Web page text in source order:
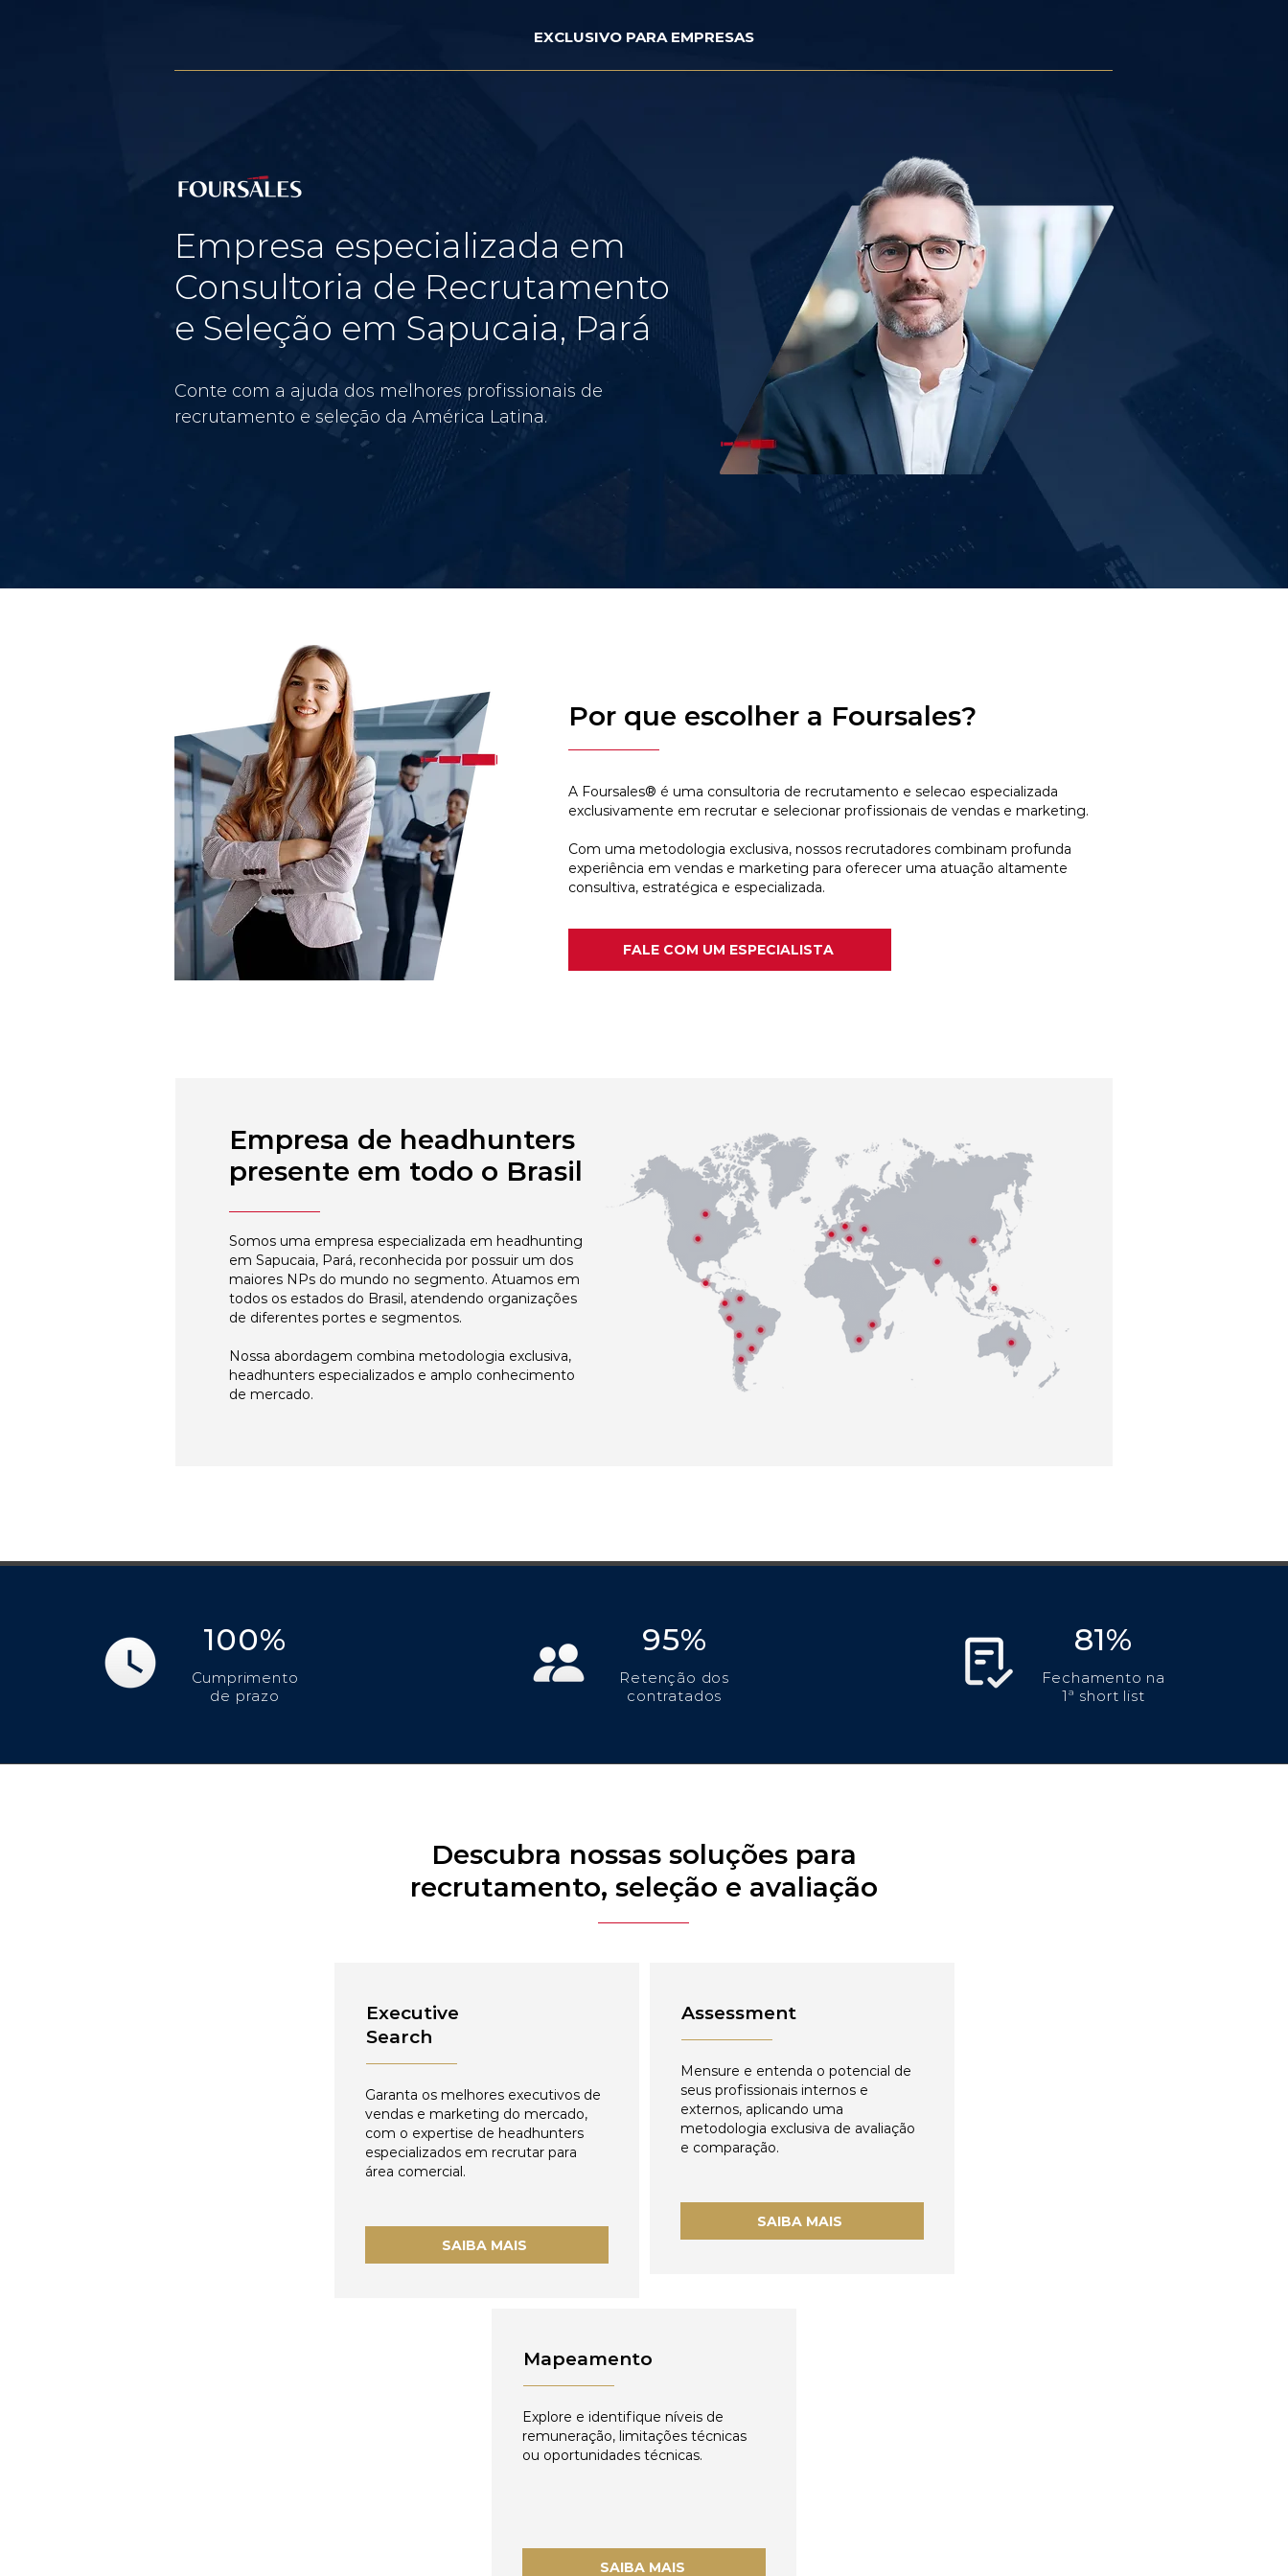
EXCLUSIVO PARA EMPRESAS
Empresa especializada em
Consultoria de Recrutamento
e Seleção em Sapucaia, Pará
Conte com a ajuda dos melhores profissionais de
recrutamento e seleção da América Latina.
Por que escolher a Foursales?
A Foursales® é uma consultoria de recrutamento e selecao especializada
exclusivamente em recrutar e selecionar profissionais de vendas e marketing.
Com uma metodologia exclusiva, nossos recrutadores combinam profunda
experiência em vendas e marketing para oferecer uma atuação altamente
consultiva, estratégica e especializada.
FALE COM UM ESPECIALISTA
Empresa de headhunters
presente em todo o Brasil
Somos uma empresa especializada em headhunting
em Sapucaia, Pará, reconhecida por possuir um dos
maiores NPs do mundo no segmento. Atuamos em
todos os estados do Brasil, atendendo organizações
de diferentes portes e segmentos.
Nossa abordagem combina metodologia exclusiva,
headhunters especializados e amplo conhecimento
de mercado.
100%
Cumprimento
de prazo
95%
Retenção dos
contratados
81%
Fechamento na
1ª short list
Descubra nossas soluções para
recrutamento, seleção e avaliação
Executive
Search
Garanta os melhores executivos de
vendas e marketing do mercado,
com o expertise de headhunters
especializados em recrutar para
área comercial.
SAIBA MAIS
Assessment
Mensure e entenda o potencial de
seus profissionais internos e
externos, aplicando uma
metodologia exclusiva de avaliação
e comparação.
SAIBA MAIS
Mapeamento
Explore e identifique níveis de
remuneração, limitações técnicas
ou oportunidades técnicas.
SAIBA MAIS